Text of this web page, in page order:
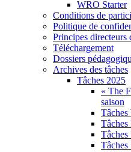
WRO Starter
Conditions de
Politique de
Principes directeurs
Téléchargement
Dossiers
Archives des tâches
Tâches 2025
« The
saison
Tâches